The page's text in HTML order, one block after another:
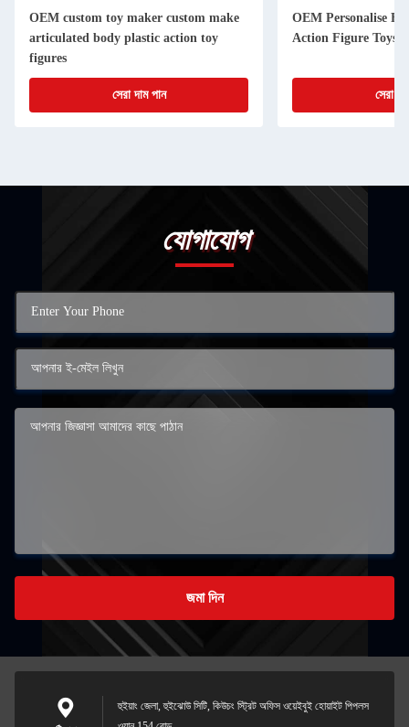
OEM custom toy maker custom make
articulated body plastic action toy
figures
সেরা দাম পান
OEM Personalise
Action Figure Toys
সেরা
যোগাযোগ
জমা দিন
হুইয়াং জেলা, হুইঝোউ সিটি, কিউচং স্ট্রিট অফিস ওয়েইবুই হোয়াইট পিপলস